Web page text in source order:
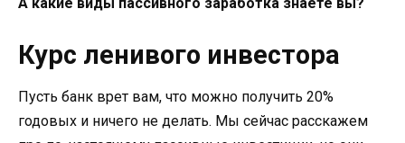
Курс ленивого инвестора
Пусть банк врет вам, что можно получить 20%
годовых и ничего не делать. Мы сейчас расскажем